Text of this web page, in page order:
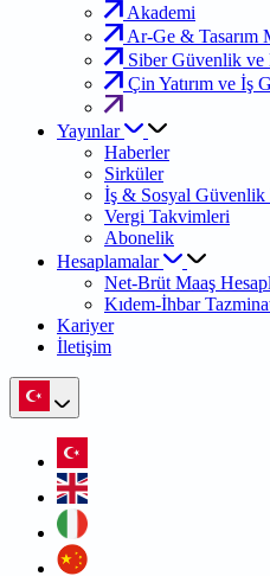
Akademi
Ar-Ge & Tasarım
Siber Güvenlik
Çin Yatırım ve İş
Yayınlar
Haberler
Sirküler
İş & Sosyal Güvenlik
Vergi Takvimleri
Abonelik
Hesaplamalar
Net-Brüt Maaş
Kıdem-İhbar
Kariyer
İletişim